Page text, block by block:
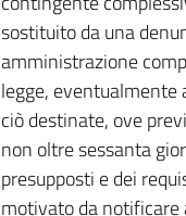
sostituito da una
amministrazione
legge,
ciò destinate, ove
non oltre sessanta
presupposti e dei
motivato da